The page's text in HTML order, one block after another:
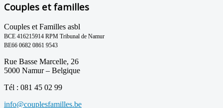
Couples et familles
Couples et Familles asbl
BCE 416215914 RPM Tribunal de Namur
BE66 0682 0861 9543
Rue Basse Marcelle, 26
5000 Namur – Belgique
Tél : 081 45 02 99
info@couplesfamilles.be